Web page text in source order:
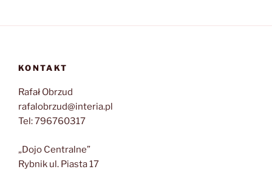
KONTAKT
Rafał Obrzud
rafalobrzud@interia.pl
Tel: 796760317
„Dojo Centralne”
Rybnik ul. Piasta 17